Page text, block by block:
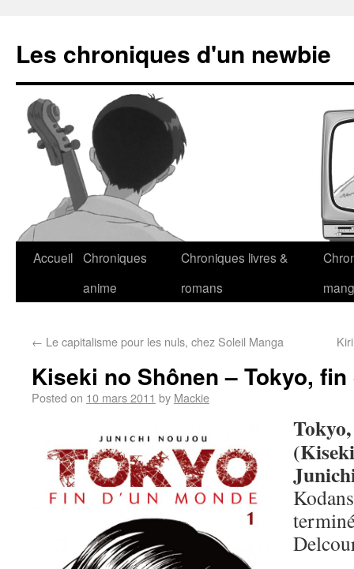
Les chroniques d'un newbie
Accueil Chroniques
anime
Chroniques livres &
romans
← Le capitalisme pour les nuls, chez Soleil Manga
Kiseki no Shônen – Tokyo, fin
Posted on 10 mars 2011 by Mackie